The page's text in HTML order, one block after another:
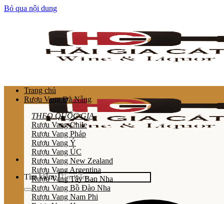
Bỏ qua nội dung
Tìm kiếm:
Trang chủ
Rượu Vang Đà Nẵng
THEO QUỐC GIA
Rượu Vang Chile
Rượu Vang Pháp
Rượu Vang Ý
Rượu Vang ÚC
Rượu Vang New Zealand
Rượu Vang Argentina
Rượu Vang Tây Ban Nha
Rượu Vang Bồ Đào Nha
Rượu Vang Nam Phi